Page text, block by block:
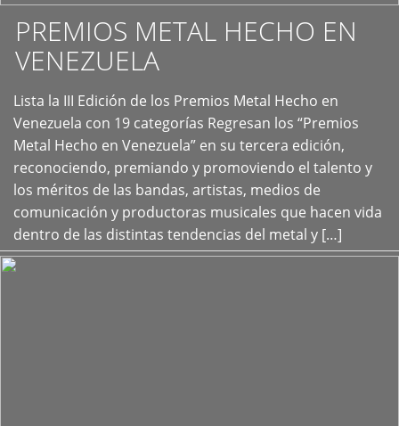
PREMIOS METAL HECHO EN
VENEZUELA
Lista la III Edición de los Premios Metal Hecho en
Venezuela con 19 categorías Regresan los “Premios
Metal Hecho en Venezuela” en su tercera edición,
reconociendo, premiando y promoviendo el talento y
los méritos de las bandas, artistas, medios de
comunicación y productoras musicales que hacen vida
dentro de las distintas tendencias del metal y […]
+